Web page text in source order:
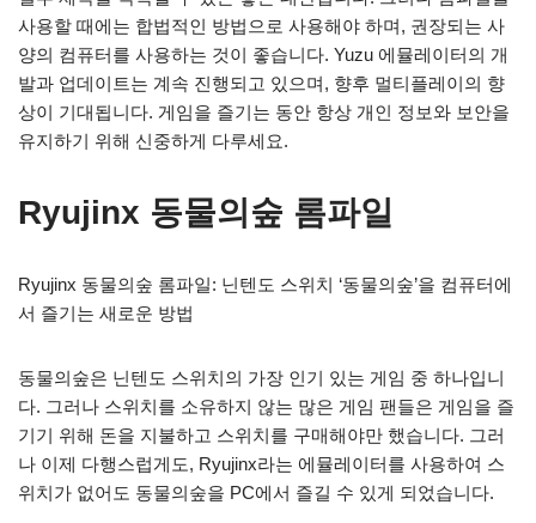
사용할 때에는 합법적인 방법으로 사용해야 하며, 권장되는 사
양의 컴퓨터를 사용하는 것이 좋습니다. Yuzu 에뮬레이터의 개
발과 업데이트는 계속 진행되고 있으며, 향후 멀티플레이의 향
상이 기대됩니다. 게임을 즐기는 동안 항상 개인 정보와 보안을
유지하기 위해 신중하게 다루세요.
Ryujinx 동물의숲 롬파일
Ryujinx 동물의숲 롬파일: 닌텐도 스위치 ‘동물의숲’을 컴퓨터에
서 즐기는 새로운 방법
동물의숲은 닌텐도 스위치의 가장 인기 있는 게임 중 하나입니
다. 그러나 스위치를 소유하지 않는 많은 게임 팬들은 게임을 즐
기기 위해 돈을 지불하고 스위치를 구매해야만 했습니다. 그러
나 이제 다행스럽게도, Ryujinx라는 에뮬레이터를 사용하여 스
위치가 없어도 동물의숲을 PC에서 즐길 수 있게 되었습니다.